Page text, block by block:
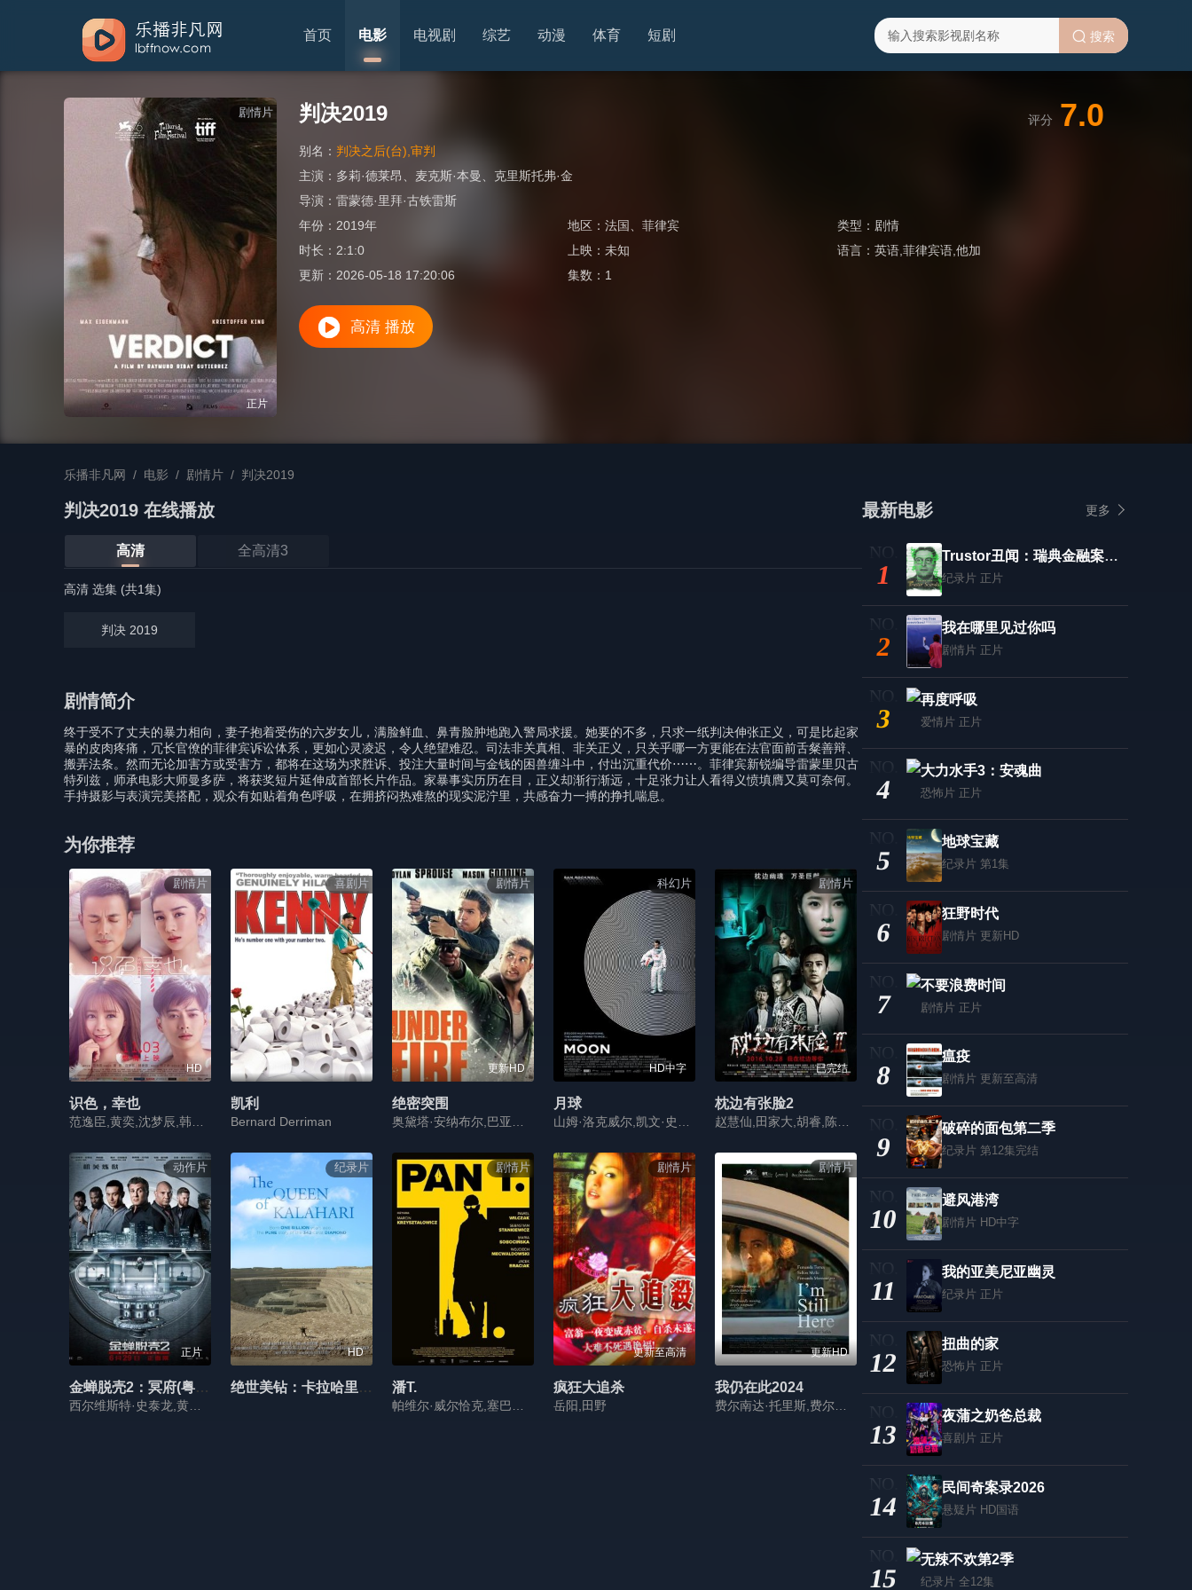
首页 电影 电视剧 综艺 动漫 体育 短剧 搜索
剧情片
正片
判决2019
别名： 判决之后(台),审判
主演： 多莉·德莱昂 麦克斯·本曼
克里斯托弗·金
导演： 雷蒙德·里拜·古铁雷斯
年份： 2019年 地区：法国 、菲律宾 类型： 剧情
时长： 2:1:0 上映：未知 语言： 英语,菲律宾语,他加
更新： 2026-05-18 17:20:06 集数： 1
评分 7.0
高清 播放
乐播非凡网 / 电影 / 剧情片 / 判决2019
判决2019 在线播放
高清 全高清3
高清 选集 (共1集)
判决 2019
剧情简介
终于受不了丈夫的暴力相向，妻子抱着受伤的六岁女儿，满脸鲜血、鼻青脸肿地跑入警局求援。她要的不多，只求一纸判决伸张正义，可是比起家
暴的皮肉疼痛，冗长官僚的菲律宾诉讼体系，更如心灵凌迟，令人绝望难忍。司法非关真相、非关正义，只关乎哪一方更能在法官面前舌粲善辩、
搬弄法条。然而无论加害方或受害方，都将在这场为求胜诉、投注大量时间与金钱的困兽缠斗中，付出沉重代价⋯⋯。菲律宾新锐编导雷蒙里贝古
特列兹，师承电影大师曼多萨，将获奖短片延伸成首部长片作品。家暴事实历历在目，正义却渐行渐远，十足张力让人看得义愤填膺又莫可奈何。
手持摄影与表演完美搭配，观众有如贴着角色呼吸，在拥挤闷热难熬的现实泥泞里，共感奋力一搏的挣扎喘息。
为你推荐
剧情片
HD
识色，幸也
喜剧片
凯利
Bernard Derriman
剧情片
更新HD
绝密突围
科幻片
HD中字
月球
剧情片
已完结
枕边有张脸2
动作片
正片
金蝉脱壳2：冥府(粤语版)
纪录片
HD
绝世美钻：卡拉哈里女王
剧情片
潘T.
剧情片
更新至高清
疯狂大追杀
岳阳,田野
剧情片
更新HD
我仍在此2024
最新电影 更多
1
Trustor丑闻：瑞典金融案内幕
纪录片 正片
2
我在哪里见过你吗
剧情片 正片
3
再度呼吸
爱情片 正片
4
大力水手3：安魂曲
恐怖片 正片
5
地球宝藏
纪录片 第1集
6
狂野时代
剧情片 更新HD
7
不要浪费时间
剧情片 正片
8
瘟疫
剧情片 更新至高清
9
破碎的面包第二季
纪录片 第12集完结
10
避风港湾
剧情片 HD中字
11
我的亚美尼亚幽灵
纪录片 正片
12
扭曲的家
恐怖片 正片
13
夜蒲之奶爸总裁
喜剧片 正片
14
民间奇案录2026
悬疑片 HD国语
15
无辣不欢第2季
纪录片 全12集